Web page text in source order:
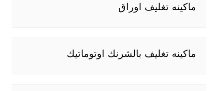
ماكينه تغليف اوراق
ماكينه تغليف بالشرنك اوتوماتيك